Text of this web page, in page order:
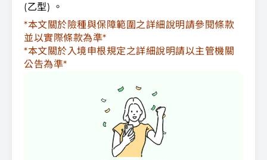
(乙型) 。
*本文關於險種與保障範圍之詳細說明請參閱條款
並以實際條款為準*
*本文關於入境申根規定之詳細說明請以主管機關
公告為準*